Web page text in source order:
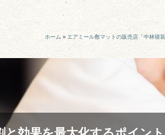
ホーム »エアミール敷マットの販売店「中林寝